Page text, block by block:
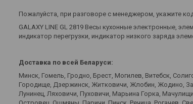
Пожалуйста, при разговоре с менеджером, укажите
GALAXY LINE GL 2819 Весы кухонные электронные,
индикатор перегрузки, индикатор низкого заряда
Доставка по всей Беларуси:
Минск, Гомель, Гродно, Брест, Могилев, Витебск,
Городище, Дзержинск, Житковичи, Жлобин, Жодино,
Лунинец, Ляховичи, Пуховичи, Марьина Горка,